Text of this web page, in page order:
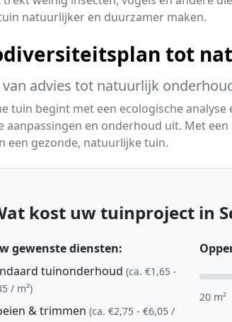
natuurlijker en duurzamer maken.
tot
advies tot natuurlijk
tuin begint met een ecologische
aanpassingen en onderhoud uit. Met
een gezonde, natuurlijke tuin.
kost uw tuinproject in
gewenste diensten:
tuinonderhoud (ca. €1,65 -
/ m²)
& trimmen (ca. €2,75 - €6,05 /
20 m²